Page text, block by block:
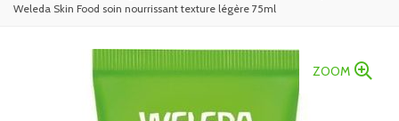
Weleda Skin Food soin nourrissant texture légère 75ml
ZOOM